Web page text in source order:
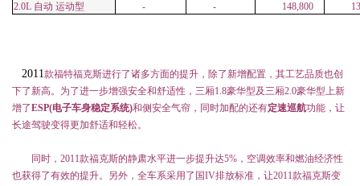
2.0L 自动 运动型 - - 148,800
2011款福特福克斯进行了诸多方面的提升，除了新增配置，其工艺品质也创
下了新高。为了进一步增强安全和舒适性，三厢1.8豪华型及三厢2.0豪华型上新
增了ESP(电子车身稳定系统)和侧安全气帘，同时加配的还有定速巡航功能，让
长途驾驶变得更加舒适和轻松。
同时， 2011款福克斯的静肃水平进一步提升达5%，空调效率和燃油经济性
也获得了有效的提升。另外，全车系采用了国IV排放标准，让2011款福克斯变